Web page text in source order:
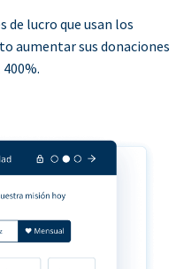
de lucro que usan los
aumentar sus donaciones